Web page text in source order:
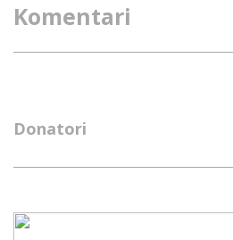
Komentari
Donatori